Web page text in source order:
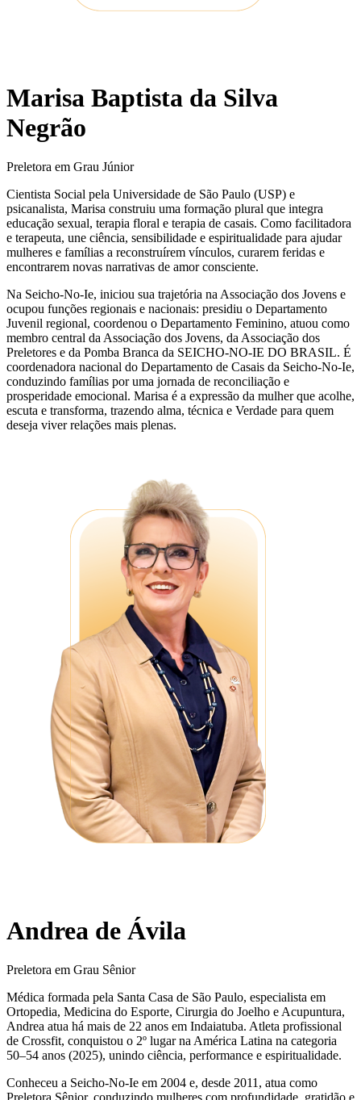
Marisa Baptista da Silva
Negrão
Preletora em Grau Júnior
Cientista Social pela Universidade de São Paulo (USP) e
psicanalista, Marisa construiu uma formação plural que integra
educação sexual, terapia floral e terapia de casais. Como facilitadora
e terapeuta, une ciência, sensibilidade e espiritualidade para ajudar
mulheres e famílias a reconstruírem vínculos, curarem feridas e
encontrarem novas narrativas de amor consciente.
Na Seicho-No-Ie, iniciou sua trajetória na Associação dos Jovens e
ocupou funções regionais e nacionais: presidiu o Departamento
Juvenil regional, coordenou o Departamento Feminino, atuou como
membro central da Associação dos Jovens, da Associação dos
Preletores e da Pomba Branca da SEICHO-NO-IE DO BRASIL. É
coordenadora nacional do Departamento de Casais da Seicho-No-Ie,
conduzindo famílias por uma jornada de reconciliação e
prosperidade emocional. Marisa é a expressão da mulher que acolhe,
escuta e transforma, trazendo alma, técnica e Verdade para quem
deseja viver relações mais plenas.
Andrea de Ávila
Preletora em Grau Sênior
Médica formada pela Santa Casa de São Paulo, especialista em
Ortopedia, Medicina do Esporte, Cirurgia do Joelho e Acupuntura,
Andrea atua há mais de 22 anos em Indaiatuba. Atleta profissional
de Crossfit, conquistou o 2º lugar na América Latina na categoria
50–54 anos (2025), unindo ciência, performance e espiritualidade.
Conheceu a Seicho-No-Ie em 2004 e, desde 2011, atua como